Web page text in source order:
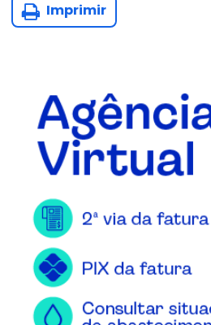
Imprimir